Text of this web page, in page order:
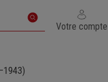
Votre compte